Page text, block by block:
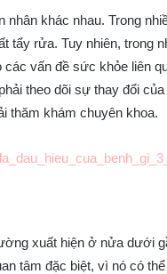
nhân khác nhau. Trong
tẩy rửa. Tuy nhiên, trong
các vấn đề sức khỏe liên
theo dõi sự thay đổi
thăm khám chuyên khoa.
xuất hiện ở nửa dưới
tâm đặc biệt, vì nó có